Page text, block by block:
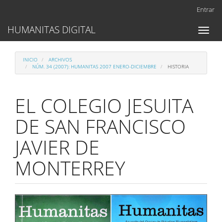
Contenido
principal
lateral
Entrar
Toggle
HUMANITAS DIGITAL
INICIO
ARCHIVOS
NÚM. 34 (2007): HUMANITAS 2007 ENERO-DICIEMBRE
HISTORIA
EL COLEGIO JESUITA
DE SAN FRANCISCO
JAVIER DE
MONTERREY
Barra